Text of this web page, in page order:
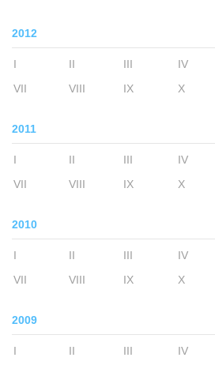
2012
I II III IV
VII
VIII IX X
2011
I II III IV
VII
VIII IX X
2010
I II III IV
VII
VIII IX X
2009
I II III IV